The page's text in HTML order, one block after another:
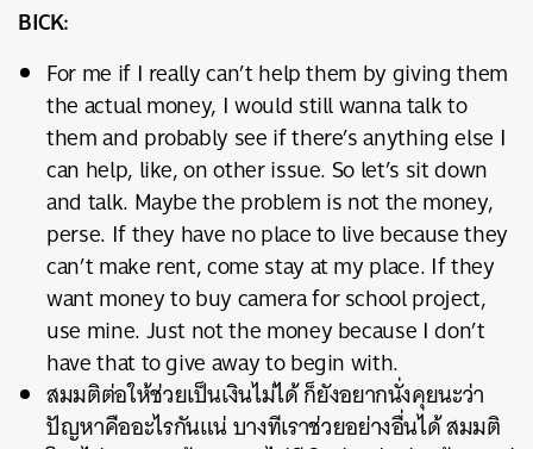
BICK:
For me if I really can’t help them by giving them
the actual money, I would still wanna talk to
them and probably see if there’s anything else I
can help, like, on other issue. So let’s sit down
and talk. Maybe the problem is not the money,
perse. If they have no place to live because they
can’t make rent, come stay at my place. If they
want money to buy camera for school project,
use mine. Just not the money because I don’t
have that to give away to begin with.
สมมติต่อให้ช่วยเป็นเงินไม่ได้ ก็ยังอยากนั่งคุยนะว่า
ปัญหาคืออะไรกันแน่ บางทีเราช่วยอย่างอื่นได้ สมมติ